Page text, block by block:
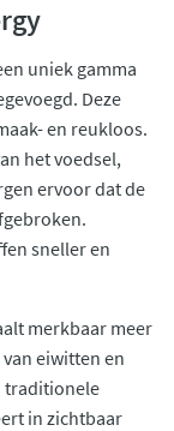
uniek gamma
Deze
en reukloos.
het voedsel,
ervoor dat de
sneller en
merkbaar meer
eiwitten en
traditionele
in zichtbaar